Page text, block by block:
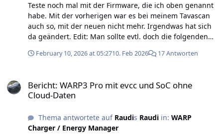
Teste noch mal mit der Firmware, die ich oben genannt
habe. Mit der vorherigen war es bei meinem Tavascan
auch so, mit der neuen nicht mehr. Irgendwas hat sich
da geändert. Edit: Man sollte evtl. doch die folgenden
schon schrieb...
February 10, 2026 at 05:2710. Feb 2026 17 Antworten
Bericht: WARP3 Pro mit evcc und SoC ohne
Cloud-Daten
Thema antwortete auf Raudis Raudiin: WARP
Charger / Energy Manager